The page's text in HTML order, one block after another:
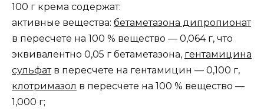
100 г крема содержат:
активные вещества: бетаметазона дипропионат
в пересчете на 100 % вещество — 0,064 г, что
эквивалентно 0,05 г бетаметазона, гентамицина
сульфатв пересчете на гентамицин — 0,100 г,
клотримазол в пересчете на 100 % вещество —
1,000 г;